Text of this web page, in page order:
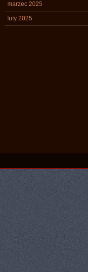
marzec 2025
luty 2025